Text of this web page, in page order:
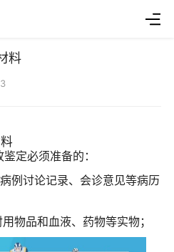
料
定必须准备的：
例讨论记录、会诊意见等病历
物品和血液、药物等实物；